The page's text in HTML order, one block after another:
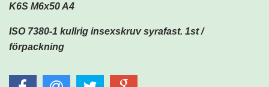
K6S M6x50 A4
ISO 7380-1 kullrig insexskruv syrafast. 1st /
förpackning